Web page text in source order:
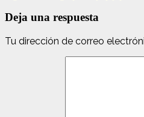
Deja una respuesta
Tu dirección de correo